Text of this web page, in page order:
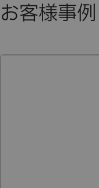
お客様事例